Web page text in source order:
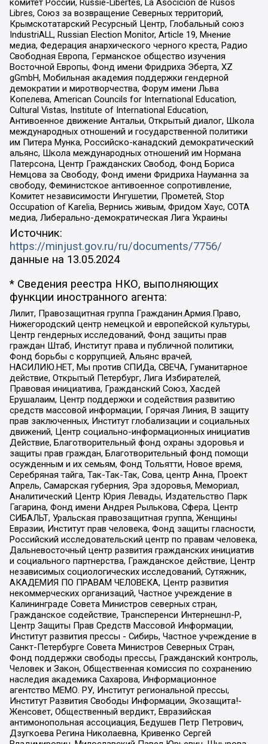
комитет России, Russie-Libertes, La Asocicion de Rusos
Libres, Союз за возвращение Северных территорий,
Крымскотатарский Ресурсный Центр, Глобальный союз
IndustriALL, Russian Election Monitor, Article 19, Мнение
медиа, Федерация анархического черного креста, Радио
Свободная Европа, Германское общество изучения
Восточной Европы, Фонд имени Фридриха Эберта, XZ
gGmbH, Мобильная академия поддержки гендерной
демократии и миротворчества, Форум имени Льва
Копелева, American Councils for International Education,
Cultural Vistas, Institute of International Education,
Антивоенное движение Антальи, Открытый диалог, Школа
международных отношений и государственной политики
им Питера Мунка, Российско-канадский демократический
альянс, Школа международных отношений им Нормана
Патерсона, Центр Гражданских Свобод, Фонд Бориса
Немцова за Свободу, Фонд имени Фридриха Науманна за
свободу, Феминистское антивоенное сопротивление,
Комитет независимости Ингушетии, Прометей, Stop
Occupation of Karelia, Вернись живым, Фридом Хаус, СОТА
медиа, Либерально-демократическая Лига Украины
Источник:
https://minjust.gov.ru/ru/documents/7756/
данные на 13.05.2024
* Сведения реестра НКО, выполняющих
функции иностранного агента:
Лилит, Правозащитная группа Гражданин.Армия.Право,
Нижегородский центр немецкой и европейской культуры,
Центр гендерных исследований, Фонд защиты прав
граждан Штаб, Институт права и публичной политики,
Фонд борьбы с коррупцией, Альянс врачей,
НАСИЛИЮ.НЕТ, Мы против СПИДа, СВЕЧА, Гуманитарное
действие, Открытый Петербург, Лига Избирателей,
Правовая инициатива, Гражданский Союз, Хасдей
Ерушалаим, Центр поддержки и содействия развитию
средств массовой информации, Горячая Линия, В защиту
прав заключенных, Институт глобализации и социальных
движений, Центр социально-информационных инициатив
Действие, Благотворительный фонд охраны здоровья и
защиты прав граждан, Благотворительный фонд помощи
осужденным и их семьям, Фонд Тольятти, Новое время,
Серебряная тайга, Так-Так-Так, Сова, центр Анна, Проект
Апрель, Самарская губерния, Эра здоровья, Мемориал,
Аналитический Центр Юрия Левады, Издательство Парк
Гагарина, Фонд имени Андрея Рылькова, Сфера, Центр
СИБАЛЬТ, Уральская правозащитная группа, Женщины
Евразии, Институт прав человека, Фонд защиты гласности,
Российский исследовательский центр по правам человека,
Дальневосточный центр развития гражданских инициатив
и социального партнерства, Гражданское действие, Центр
независимых социологических исследований, Сутяжник,
АКАДЕМИЯ ПО ПРАВАМ ЧЕЛОВЕКА, Центр развития
некоммерческих организаций, Частное учреждение в
Калининграде Совета Министров северных стран,
Гражданское содействие, Трансперенси Интернешнл-Р,
Центр Защиты Прав Средств Массовой Информации,
Институт развития прессы - Сибирь, Частное учреждение в
Санкт-Петербурге Совета Министров Северных Стран,
Фонд поддержки свободы прессы, Гражданский контроль,
Человек и Закон, Общественная комиссия по сохранению
наследия академика Сахарова, Информационное
агентство МЕМО. РУ, Институт региональной прессы,
Институт Развития Свободы Информации, Экозащита!-
Женсовет, Общественный вердикт, Евразийская
антимонопольная ассоциация, Бедушев Петр Петрович,
Дзугкоева Регина Николаевна, Кривенко Сергей